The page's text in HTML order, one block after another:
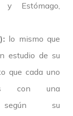
Estómago,
lo mismo que
estudio de su
que cada uno
con una
según su